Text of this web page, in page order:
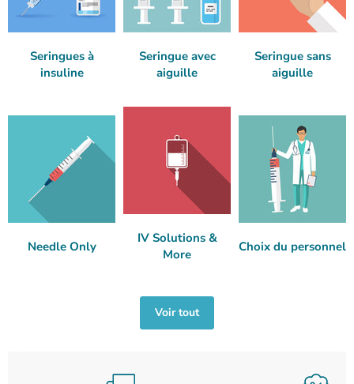
Seringues à
insuline
Seringue avec
aiguille
Seringue sans
aiguille
Needle Only
IV Solutions &
More
Choix du personnel
Voir tout